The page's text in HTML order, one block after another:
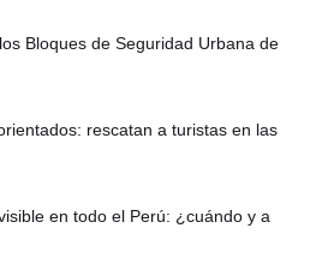
Bloques de Seguridad Urbana de
rescatan a turistas en las
en todo el Perú: ¿cuándo y a